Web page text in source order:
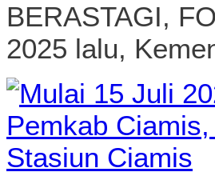
BERASTAGI,
2025 lalu,